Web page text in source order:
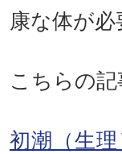
康な体が
こちらの
初潮（生